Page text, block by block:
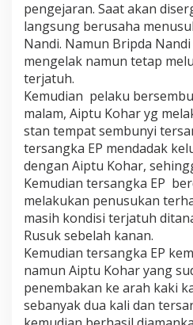
e
r
k
u
pengejaran. Saat akan
langsung berusaha
Nandi. Namun Bripda
mengelak namun tetap
terjatuh.
Kemudian pelaku
malam, Aiptu Kohar yg
stan tempat sembunyi
tersangka EP mendadak
dengan Aiptu Kohar,
Kemudian tersangka EP
melakukan penusukan
masih kondisi terjatuh
Rusuk sebelah kanan.
Kemudian tersangka EP
namun Aiptu Kohar yang
penembakan ke arah kaki
sebanyak dua kali dan